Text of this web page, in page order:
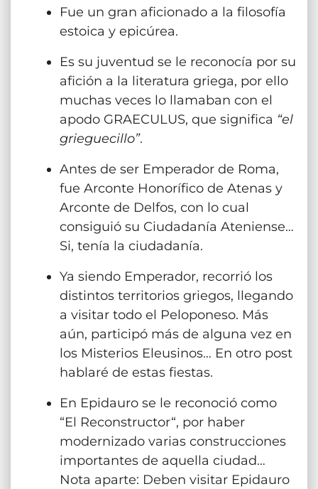
Fue un gran aficionado a la filosofía
estoica y epicúrea.
Es su juventud se le reconocía por su
afición a la literatura griega, por ello
muchas veces lo llamaban con el
apodo GRAECULUS, que significa “el
grieguecillo”.
Antes de ser Emperador de Roma,
fue Arconte Honorífico de Atenas y
Arconte de Delfos, con lo cual
consiguió su Ciudadanía Ateniense…
Si, tenía la ciudadanía.
Ya siendo Emperador, recorrió los
distintos territorios griegos, llegando
a visitar todo el Peloponeso. Más
aún, participó más de alguna vez en
los Misterios Eleusinos… En otro post
hablaré de estas fiestas.
En Epidauro se le reconoció como
“El Reconstructor“, por haber
modernizado varias construcciones
importantes de aquella ciudad…
Nota aparte: Deben visitar Epidauro